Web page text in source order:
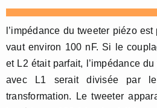
l’impédance du tweeter piézo
vaut environ 100 nF. Si le
et L2 était parfait, l’impédance
avec L1 serait divisée par
transformation. Le tweeter